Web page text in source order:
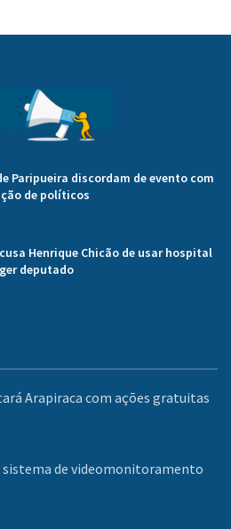
Paripueira discordam de evento com
de políticos
Henrique Chicão de usar hospital
deputado
Arapiraca com ações gratuitas
de videomonitoramento